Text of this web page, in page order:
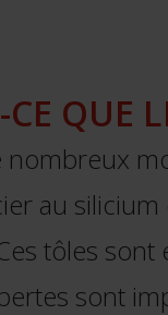
CE QUE
nombreux
au
tôles
sont